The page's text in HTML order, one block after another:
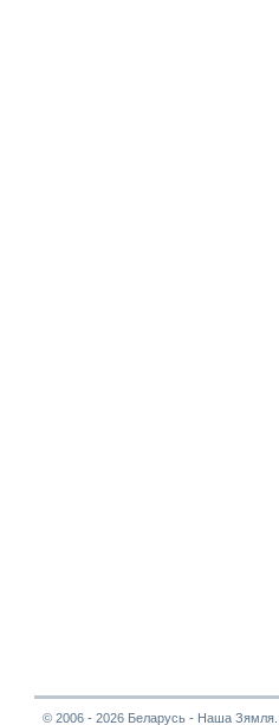
© 2006 - 2026 Беларусь - Наша Зямля.